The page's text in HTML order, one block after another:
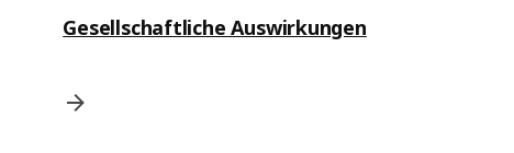
Gesellschaftliche Auswirkungen